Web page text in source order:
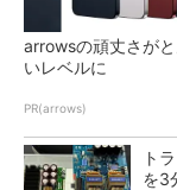
arrowsの頑丈さが
いレベルに
PR(arrows)
ト
を3